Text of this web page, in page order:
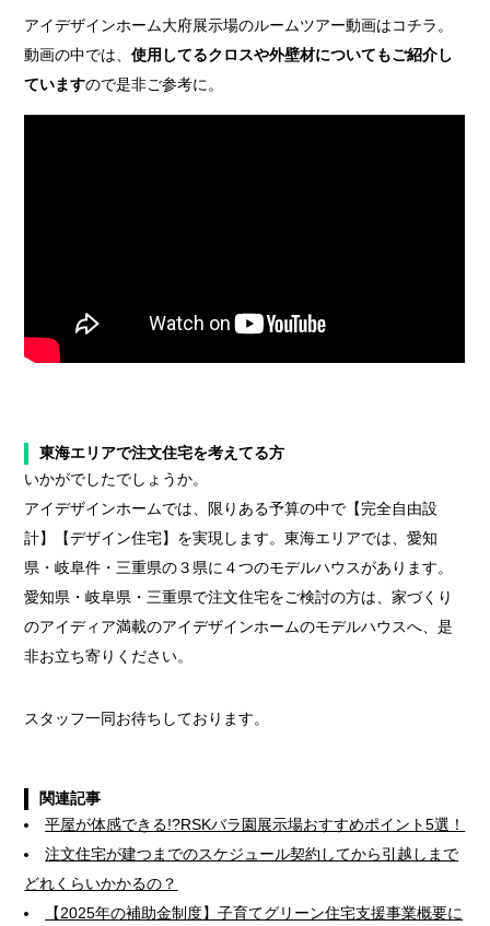
アイデザインホーム大府展示場のルームツアー動画はコチラ。
動画の中では、使用してるクロスや外壁材についてもご紹介し
ていますので是非ご参考に。
東海エリアで注文住宅を考えてる方
いかがでしたでしょうか。
アイデザインホームでは、限りある予算の中で【完全自由設
計】【デザイン住宅】を実現します。東海エリアでは、愛知
県・岐阜件・三重県の３県に４つのモデルハウスがあります。
愛知県・岐阜県・三重県で注文住宅をご検討の方は、家づくり
のアイディア満載のアイデザインホームのモデルハウスへ、是
非お立ち寄りください。
スタッフ一同お待ちしております。
関連記事
平屋が体感できる!?RSKバラ園展示場おすすめポイント5選！
注文住宅が建つまでのスケジュール契約してから引越しまで
どれくらいかかるの？
【2025年の補助金制度】子育てグリーン住宅支援事業概要に